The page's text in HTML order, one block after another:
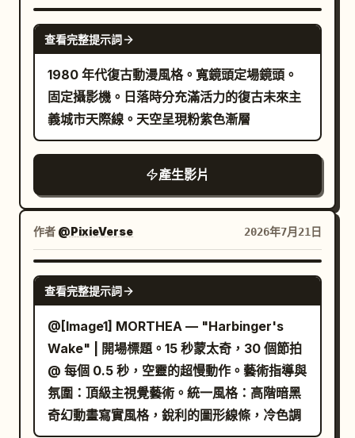
澤、發光效果、光暈與動態模糊，營造出慶祝
且高端的質感。 0–2 秒：巨大的「X」強勁地
縮放，並與圖片的縮放節奏同步跳動。金光與
閃光向四周擴散。 2–4 秒：配合圖片的 3D 旋
轉，「Earnings」一詞從背景中躍出並大膽放
大。伴隨著金色的光軌，呈現出象徵成功與獲
利的特效。 4–6 秒：「Doubled」一詞強而有
力地跳入螢幕中央並顯著放大。經過輕微的彈
的影響力。 6–8 秒：當圖片分裂為 4 張與 16
張時，多個「X」符號出現並有節奏地在螢幕
上增殖。紙花、金色粒子與星形光芒在背景中
舞動，將慶祝氣氛推向最高點。 8–10 秒：所
有圖片與文字匯聚於中心，「X」、
「Earnings」與「Doubled」重疊形成強而有
力的標題。隨著攝影機推近，金光迸發，紙花
灑落。影片以奢華且清爽的結尾結束，慶祝
「Earnings Doubled!」。
SEEDANCE 2.0
查看完整提示詞
1980 年代復古動漫風格。寬鏡頭定場鏡頭。
固定攝影機。日落時分充滿活力的復古未來主
義城市天際線。天空呈現粉紫色漸層
產生影片
作者 @PixieVerse 2026年7月21日
SEEDANCE 2.0
查看完整提示詞
@[Image1] MORTHEA — "Harbinger's
Wake" | 開場標題。15 秒蒙太奇，30 個節拍
@ 每個 0.5 秒，空靈的超慢動作。藝術指導與
氛圍：頂級主視覺藝術。統一風格：高階暗黑
奇幻動畫寫實風格，銳利的圖形線條，冷色調